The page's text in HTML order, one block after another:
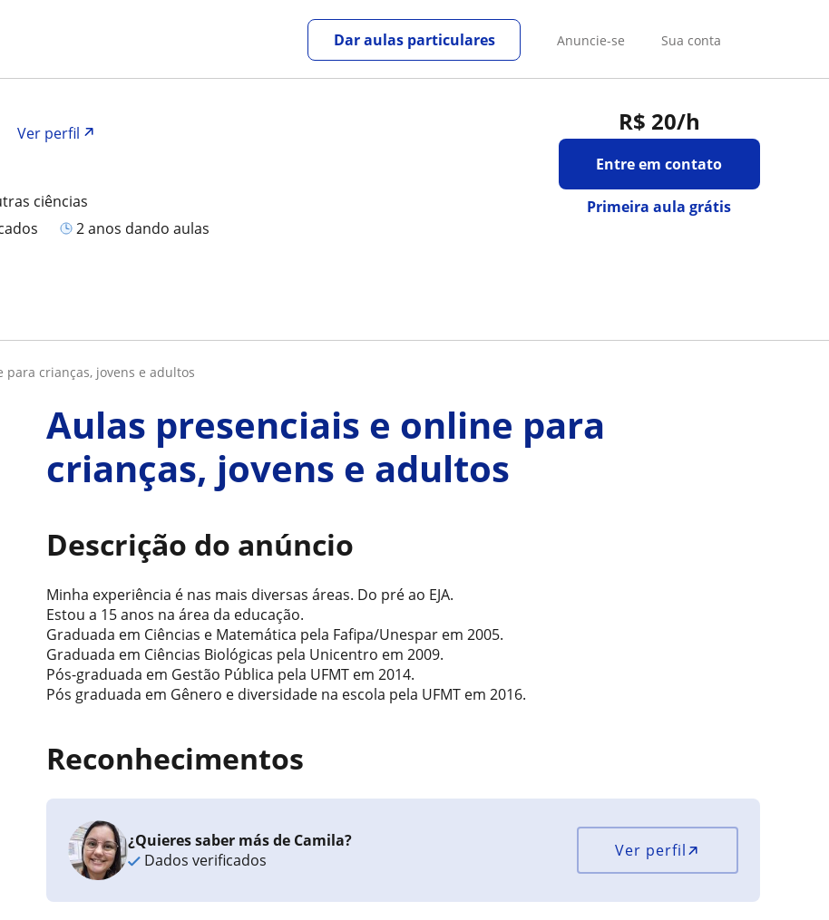
Anuncie-se Sua conta
Dar aulas particulares
R$ 20/h
Entre em contato
Primeira aula grátis
Ver perfil
ciências
2 anos dando aulas
para crianças, jovens e adultos
Aulas presenciais e online para
crianças, jovens e adultos
Descrição do anúncio
Minha experiência é nas mais diversas áreas. Do pré ao EJA.
Estou a 15 anos na área da educação.
Graduada em Ciências e Matemática pela Fafipa/Unespar em 2005.
Graduada em Ciências Biológicas pela Unicentro em 2009.
Pós-graduada em Gestão Pública pela UFMT em 2014.
Pós graduada em Gênero e diversidade na escola pela UFMT em 2016.
Reconhecimentos
¿Quieres saber más de Camila?
Dados verificados
Ver perfil